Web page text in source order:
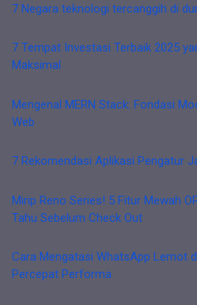
7 Negara teknologi tercanggih di
7 Tempat Investasi Terbaik 2025
Maksimal
Mengenal MERN Stack: Fondasi
Web
7 Rekomendasi Aplikasi Pengatur
Mirip Reno Series! 5 Fitur Mewah
Tahu Sebelum Check Out
Cara Mengatasi WhatsApp Lemot
Percepat Performa